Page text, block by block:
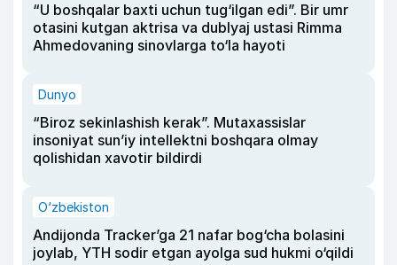
“U boshqalar baxti uchun tug‘ilgan edi”. Bir umr
otasini kutgan aktrisa va dublyaj ustasi Rimma
Ahmedovaning sinovlarga to‘la hayoti
Dunyo
“Biroz sekinlashish kerak”. Mutaxassislar
insoniyat sun’iy intellektni boshqara olmay
qolishidan xavotir bildirdi
O‘zbekiston
Andijonda Tracker’ga 21 nafar bog‘cha bolasini
joylab, YTH sodir etgan ayolga sud hukmi o‘qildi